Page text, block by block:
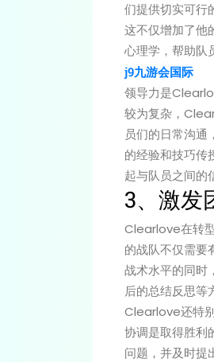
们提供切实可行
这不仅增加了他
心理学，帮助队
j9九游会国际
领导力是
较为复杂，
员们的日常沟
的经验和技巧传
起与队员之间的
3、激发
Clearlove在转
的战队不仅需要
战术水平的同时
后的总结反思等
Clearlove还特
协调是取得胜利
问题，并及时提